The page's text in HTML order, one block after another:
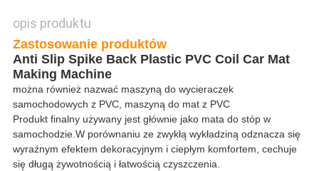
opis produktu
Zastosowanie produktów
Anti Slip Spike Back Plastic PVC Coil Car Mat
Making Machine
można również nazwać maszyną do wycieraczek
samochodowych z PVC, maszyną do mat z PVC
Produkt finalny używany jest głównie jako mata do stóp w
samochodzie.W porównaniu ze zwykłą wykładziną odznacza się
wyraźnym efektem dekoracyjnym i ciepłym komfortem, cechuje
się długą żywotnością i łatwością czyszczenia.